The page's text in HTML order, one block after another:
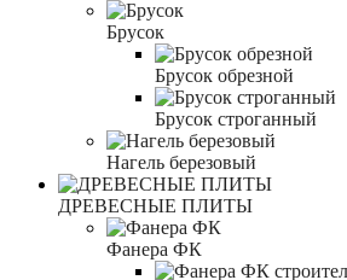
Брусок
Брусок обрезной
Брусок строганный
Нагель березовый
ДРЕВЕСНЫЕ ПЛИТЫ
Фанера ФК